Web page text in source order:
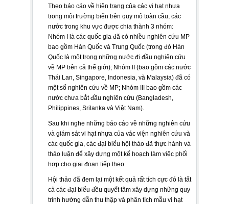
Theo báo cáo về hiện trạng của các vi hạt nhựa
trong môi trường biển trên quy mô toàn cầu, các
nước trong khu vực được chia thành 3 nhóm:
Nhóm I là các quốc gia đã có nhiều nghiên cứu MP
bao gồm Hàn Quốc và Trung Quốc (trong đó Hàn
Quốc là một trong những nước đi đầu nghiên cứu
về MP trên cả thế giới); Nhóm II (bao gồm các nước
Thái Lan, Singapore, Indonesia, và Malaysia) đã có
một số nghiên cứu về MP; Nhóm III bao gồm các
nước chưa bắt đầu nghiên cứu (Bangladesh,
Philippines, Srilanka và Việt Nam).
Sau khi nghe những báo cáo về những nghiên cứu
và giám sát vi hạt nhựa của vác viện nghiên cứu và
các quốc gia, các đại biểu hội thảo đã thực hành và
thảo luận để xây dựng một kế hoạch làm việc phối
hợp cho giai đoạn tiếp theo.
Hội thảo đã đem lại một kết quả rất tích cực đó là tất
cả các đại biểu đều quyết tâm xây dựng những quy
trình hướng dẫn thu thập và phân tích mẫu vi hạt